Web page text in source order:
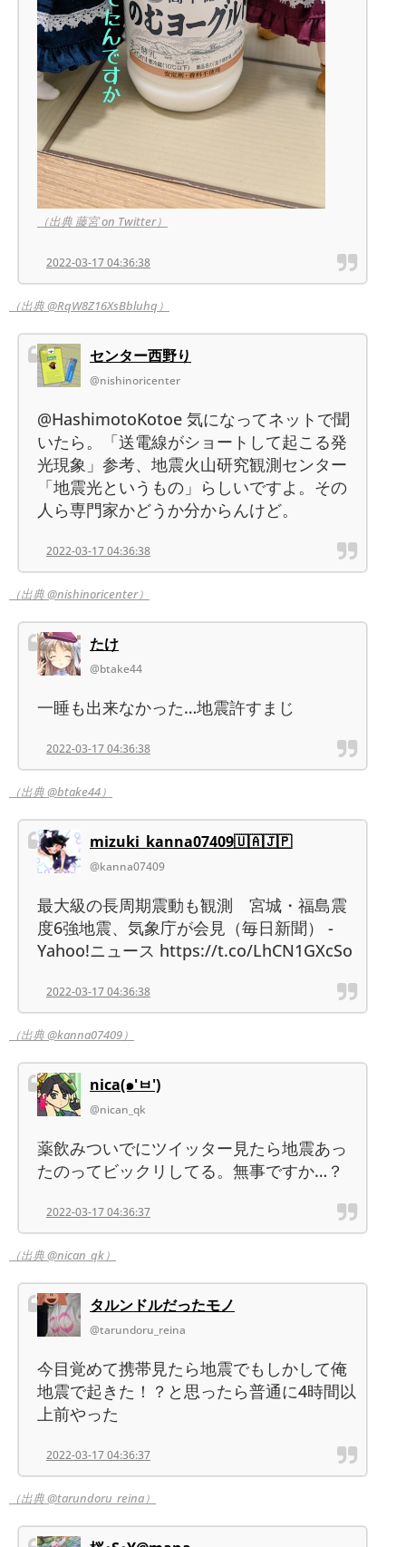
（出典 藤宮 on Twitter）
2022-03-17 04:36:38
（出典 @RqW8Z16XsBbluhq）
センター西野り
@nishinoricenter
@HashimotoKotoe 気になってネットで聞
いたら。「送電線がショートして起こる発
光現象」参考、地震火山研究観測センター
「地震光というもの」らしいですよ。その
人ら専門家かどうか分からんけど。
2022-03-17 04:36:38
（出典 @nishinoricenter）
たけ
@btake44
一睡も出来なかった…地震許すまじ
2022-03-17 04:36:38
（出典 @btake44）
mizuki_kanna07409🇺🇦🇯🇵
@kanna07409
最大級の長周期震動も観測 宮城・福島震
度6強地震、気象庁が会見（毎日新聞） -
Yahoo!ニュース https://t.co/LhCN1GXcSo
2022-03-17 04:36:38
（出典 @kanna07409）
nica(๑'ㅂ')
@nican_qk
薬飲みついでにツイッター見たら地震あっ
たのってビックリしてる。無事ですか…？
2022-03-17 04:36:37
（出典 @nican_qk）
タルンドルだったモノ
@tarundoru_reina
今目覚めて携帯見たら地震でもしかして俺
地震で起きた！？と思ったら普通に4時間以
上前やった
2022-03-17 04:36:37
（出典 @tarundoru_reina）